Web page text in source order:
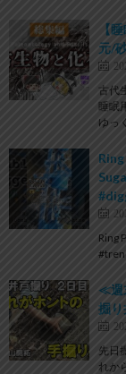
【
元/
古代
睡眠
ゆっ
Ring
≪週
掘
先日
れか